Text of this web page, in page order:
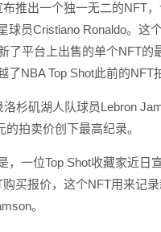
推出一个独一无二的NFT
球员Cristiano Ronaldo。这
了平台上出售的单个NFT的
了NBA Top Shot此前的NFT
杉矶湖人队球员Lebron
拍卖价创下最高纪录。
，一位Top Shot收藏家近日
买报价，这个NFT用来记
。